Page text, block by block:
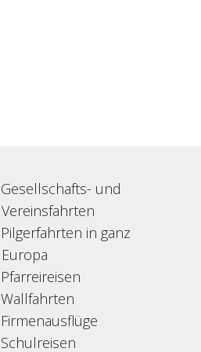
Gesellschafts- und
Vereinsfahrten
Pilgerfahrten in ganz
Europa
Pfarreireisen
Wallfahrten
Firmenausflüge
Schulreisen